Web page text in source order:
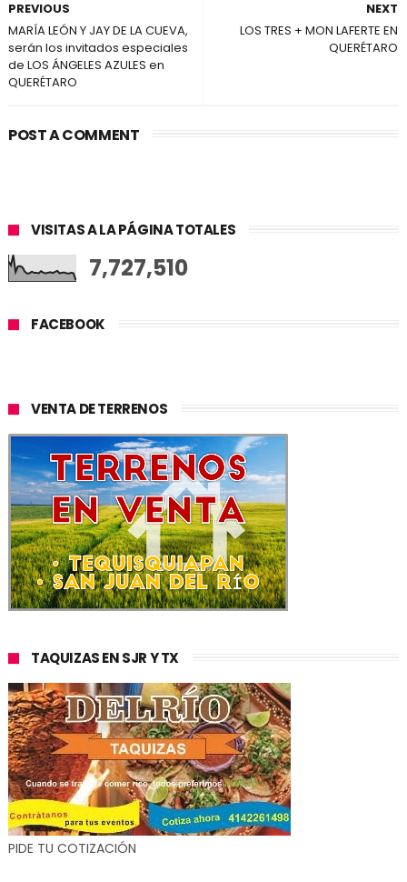
NEXT
LOS TRES + MON LAFERTE EN
QUERÉTARO
PREVIOUS
MARÍA LEÓN Y JAY DE LA CUEVA,
serán los invitados especiales
de LOS ÁNGELES AZULES en
QUERÉTARO
POST A COMMENT
VISITAS A LA PÁGINA TOTALES
7,727,510
FACEBOOK
VENTA DE TERRENOS
TAQUIZAS EN SJR Y TX
PIDE TU COTIZACIÓN